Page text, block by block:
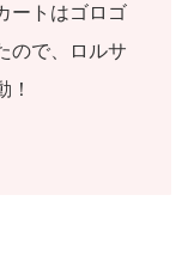
ートはゴロゴ
ので、ロルサ
！